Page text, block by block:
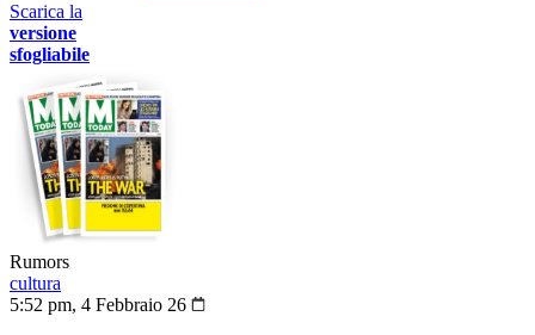
Scarica la
versione
sfogliabile
Rumors
cultura
5:52 pm, 4 Febbraio 26